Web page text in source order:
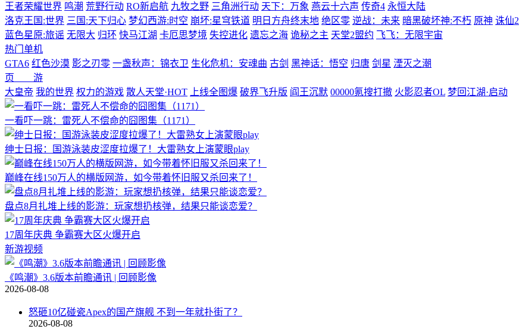
王者荣耀世界 鸣潮 荒野行动 RO新启航 九牧之野 三角洲行动 天下：万象 燕云十六声 传奇4 永恒大陆
洛克王国:世界 三国:天下归心 梦幻西游:时空 崩坏:星穹铁道 明日方舟终末地 绝区零 逆战：未来 暗黑破坏神:不朽 原神 诛仙2
蓝色星原:旅谣 无限大 归环 快马江湖 卡厄思梦境 失控进化 遗忘之海 诡秘之主 天堂2盟约 飞飞：无限宇宙
热门单机
GTA6 红色沙漠 影之刃零 一盏秋声：锦衣卫 生化危机：安魂曲 古剑 黑神话：悟空 归唐 剑星 湮灭之潮
页 游
大皇帝 我的世界 权力的游戏 散人天堂·HOT 上线全图爆 破界飞升版 阎王沉默 00000氪搜打撤 火影忍者OL 梦回江湖·启动
一看吓一跳：雷死人不偿命的囧图集（1171）
绅士日报：国游泳装皮涩度拉爆了！大雷熟女上演蒙眼play
巅峰在线150万人的横版网游，如今带着怀旧服又杀回来了！
盘点8月扎堆上线的影游：玩家想扔核弹，结果只能谈恋爱？
17周年庆典 争霸赛大区火爆开启
新游视频
《鸣潮》3.6版本前瞻通讯 | 回顾影像
2026-08-08
怒砸10亿碰瓷Apex的国产旗舰 不到一年就扑街了？
2026-08-08